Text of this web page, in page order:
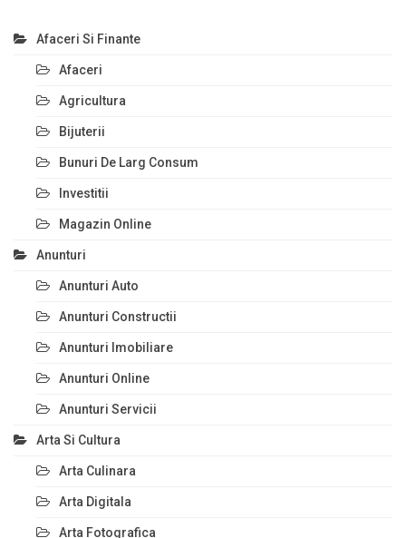
Afaceri Si Finante
Afaceri
Agricultura
Bijuterii
Bunuri De Larg Consum
Investitii
Magazin Online
Anunturi
Anunturi Auto
Anunturi Constructii
Anunturi Imobiliare
Anunturi Online
Anunturi Servicii
Arta Si Cultura
Arta Culinara
Arta Digitala
Arta Fotografica